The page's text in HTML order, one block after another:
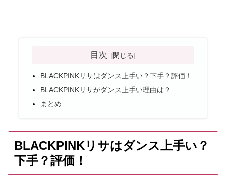
目次
BLACKPINKリサはダンス上手い？下手？評価！
BLACKPINKリサがダンス上手い理由は？
まとめ
BLACKPINKリサはダンス上手い？
下手？評価！